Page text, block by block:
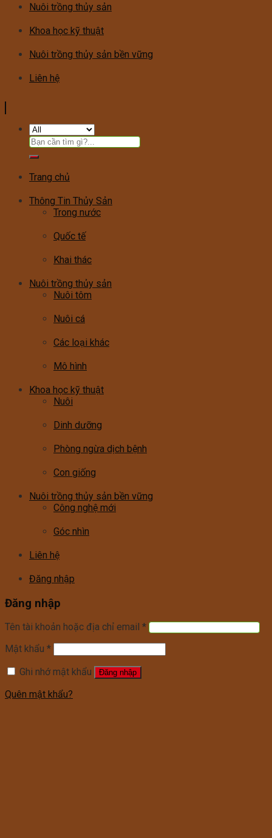
Nuôi trồng thủy sản
Khoa học kỹ thuật
Nuôi trồng thủy sản bền vững
Liên hệ
Tìm
Trang chủ
Thông Tin Thủy Sản
Trong nước
Quốc tế
Khai thác
Nuôi trồng thủy sản
Nuôi tôm
Nuôi cá
Các loại khác
Mô hình
Khoa học kỹ thuật
Nuôi
Dinh dưỡng
Phòng ngừa dịch bệnh
Con giống
Nuôi trồng thủy sản bền vững
Công nghệ mới
Góc nhìn
Liên hệ
Đăng nhập
Đăng nhập
Tên tài khoản hoặc địa chỉ email *
Mật khẩu *
Ghi nhớ mật khẩu
Đăng nhập
Quên mật khẩu?